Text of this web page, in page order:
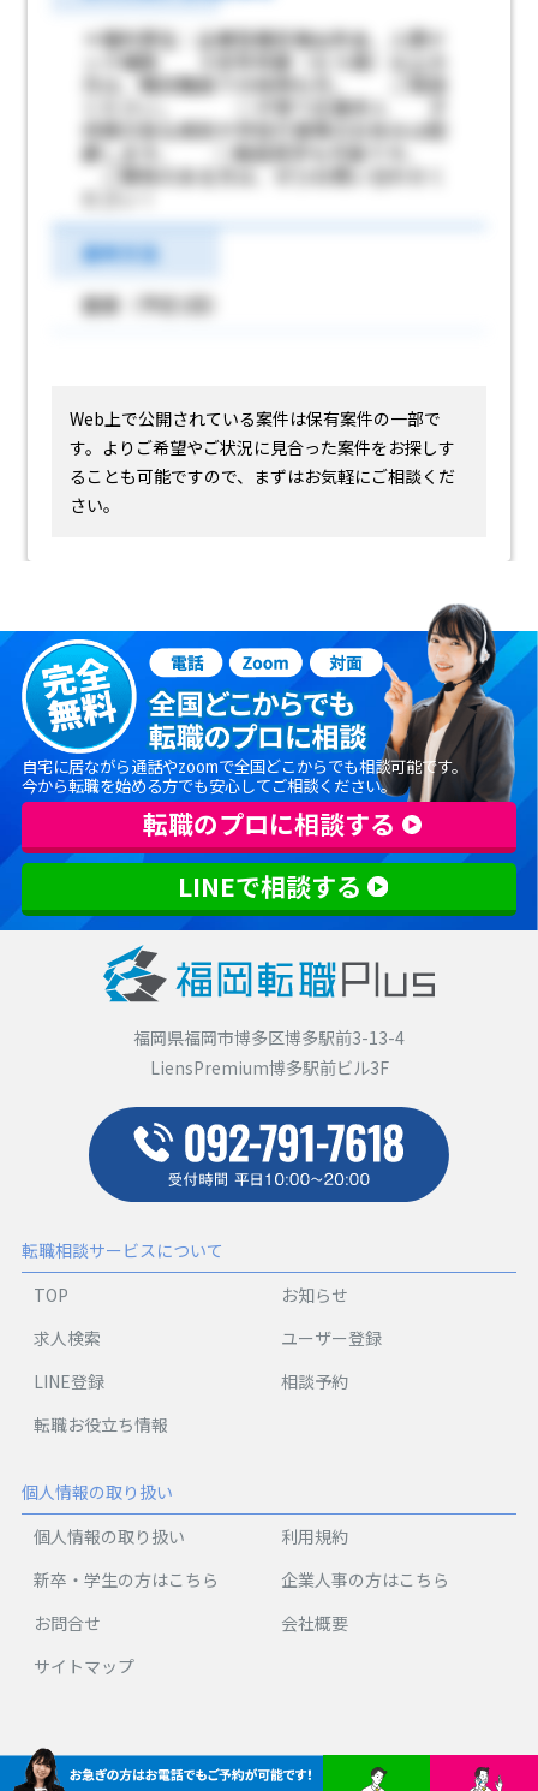
＊福利厚生：企業型確定拠出年金、人間ド
ック補助 ＊定年年齢（６５歳）以上の
方は、嘱託職員での採用も可。 ご相談
ください。 ◇子育て応援求人 子
供様の急な病気や学校行事等のお休みは配
慮します。 ◇施設見学も可能です。
ご興味のある方は、ぜひお問い合わせく
選考方法
面接（予定1回）
Web上で公開されている案件は保有案件の一部で
す。 よりご希望やご状況に見合った案件をお探しす
ることも可能ですので、まずはお気軽にご相談くだ
さい。
自宅に居ながら通話やzoomで全国どこからでも相談可能です。
今から転職を始める方でも安心してご相談ください。
転職のプロに相談する
LINEで相談する
福岡県福岡市博多区博多駅前3-13-4
LiensPremium博多駅前ビル3F
転職相談サービスについて
TOP
お知らせ
求人検索
ユーザー登録
LINE登録
相談予約
転職お役立ち情報
個人情報の取り扱い
個人情報の取り扱い
利用規約
新卒・学生の方はこちら
企業人事の方はこちら
お問合せ
会社概要
サイトマップ